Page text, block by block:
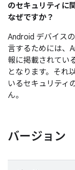
のセキュリティに
なぜですか？
Android デバイス
言するためには、
報に掲載されてい
となります。それ
いるセキュリティ
ん。
バージョン